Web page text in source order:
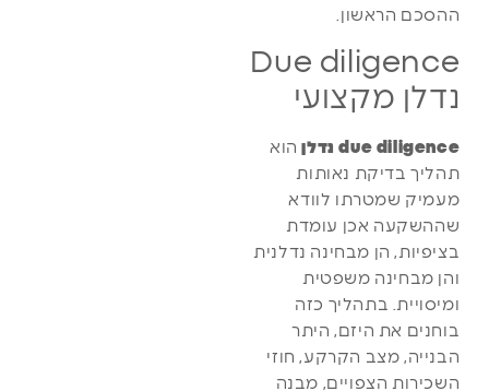
ההסכם הראשון.
Due diligence
נדלן מקצועי
due diligence נדלן
הוא
תהליך בדיקת נאותות
מעמיק שמטרתו לוודא
שההשקעה אכן עומדת
בציפיות, הן מבחינה נדלנית
והן מבחינה משפטית
ומיסויית. בתהליך כזה
בוחנים את היזם, היתר
הבנייה, מצב הקרקע, חוזי
השכירות הצפויים, מבנה